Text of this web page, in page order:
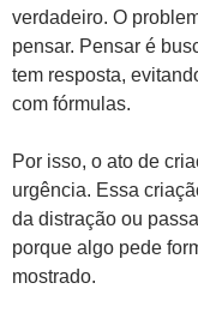
verdadeiro. O
pensar. Pensar é
tem resposta,
com fórmulas.
Por isso, o ato de
urgência. Essa
da distração ou
porque algo pede
mostrado.